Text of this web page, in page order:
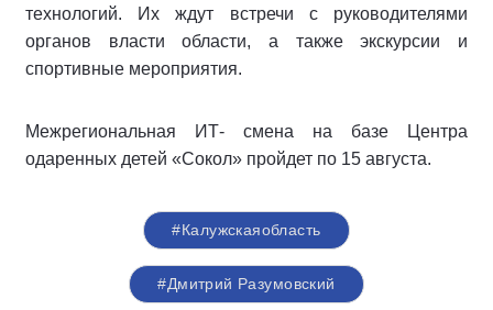
технологий. Их ждут встречи с руководителями
органов власти области, а также экскурсии и
спортивные мероприятия.
Межрегиональная ИТ- смена на базе Центра
одаренных детей «Сокол» пройдет по 15 августа.
#Калужскаяобласть
#Дмитрий Разумовский